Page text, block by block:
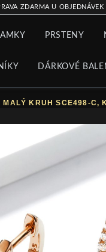
ZDARMA U
PRSTENY
DÁRKOVÉ
MALÝ KRUH SCE498-C,